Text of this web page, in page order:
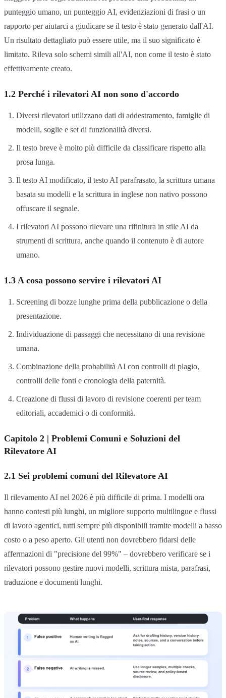
punteggio umano, un punteggio AI, evidenziazioni di frasi o un
rapporto per aiutarci a giudicare se il testo è stato generato dall'AI.
Un risultato dettagliato può essere utile, ma il suo significato è
limitato. Rileva solo schemi simili all'AI, non come il testo è stato
effettivamente creato.
1.2 Perché i rilevatori AI non sono d'accordo
Diversi rilevatori utilizzano dati di addestramento, famiglie di
modelli, soglie e set di funzionalità diversi.
Il testo breve è molto più difficile da classificare rispetto alla
prosa lunga.
Il testo AI modificato, il testo AI parafrasato, la scrittura umana
basata su modelli e la scrittura in inglese non nativo possono
offuscare il segnale.
I rilevatori AI possono rilevare una rifinitura in stile AI da
strumenti di scrittura, anche quando il contenuto è di autore
umano.
1.3 A cosa possono servire i rilevatori AI
Screening di bozze lunghe prima della pubblicazione o della
presentazione.
Individuazione di passaggi che necessitano di una revisione
umana.
Combinazione della probabilità AI con controlli di plagio,
controlli delle fonti e cronologia della paternità.
Creazione di flussi di lavoro di revisione coerenti per team
editoriali, accademici o di conformità.
Capitolo 2 | Problemi Comuni e Soluzioni del
Rilevatore AI
2.1 Sei problemi comuni del Rilevatore AI
Il rilevamento AI nel 2026 è più difficile di prima. I modelli ora
hanno contesti più lunghi, un migliore supporto multilingue e flussi
di lavoro agentici, tutti sempre più disponibili tramite modelli a basso
costo o a peso aperto. Gli utenti non dovrebbero fidarsi delle
affermazioni di "precisione del 99%" – dovrebbero verificare se i
rilevatori possono gestire nuovi modelli, scrittura mista, parafrasi,
traduzione e documenti lunghi.